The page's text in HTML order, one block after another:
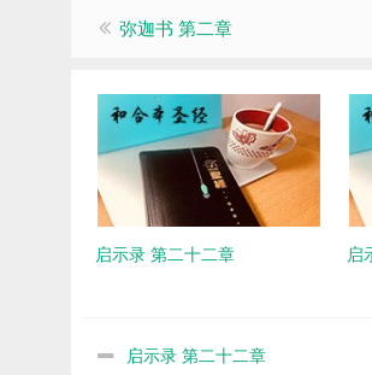
弥迦书 第二章
启示录 第二十二章 启
启示录 第二十二章